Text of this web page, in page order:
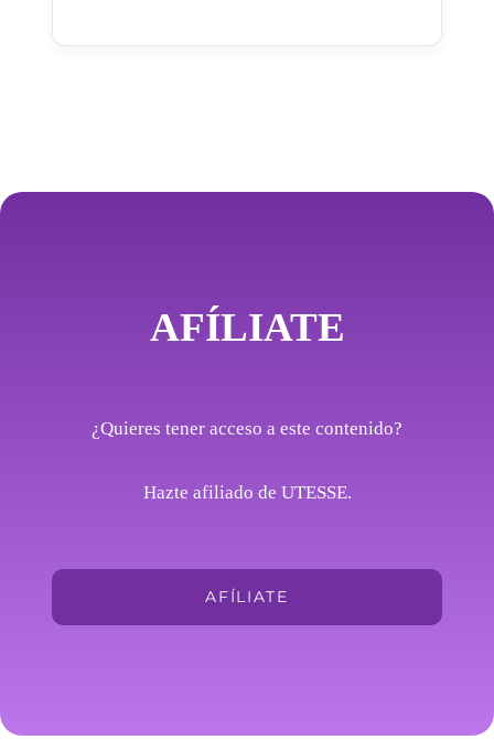
AFÍLIATE
¿Quieres tener acceso a este contenido?
Hazte afiliado de UTESSE.
AFÍLIATE